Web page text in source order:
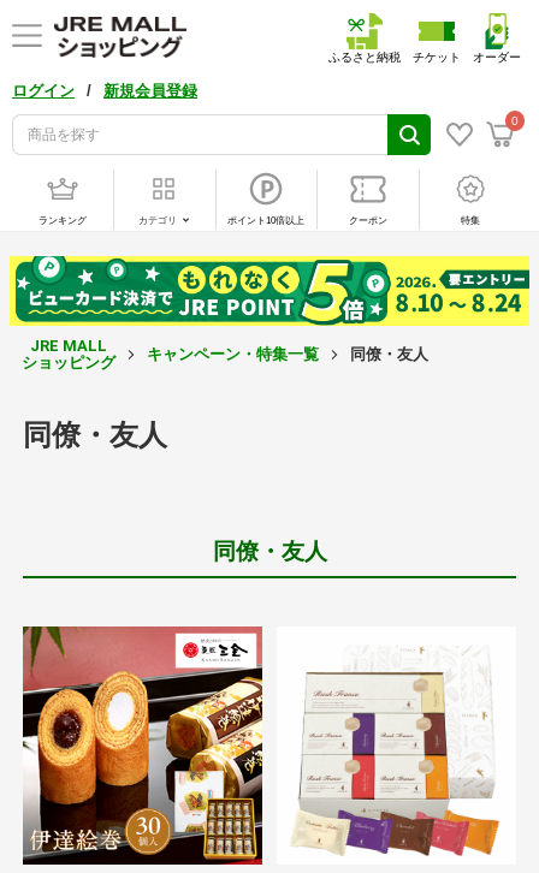
ログイン / 新規会員登録
0
ふるさと納税 チケット オーダー
ランキング カテゴリ ポイント10倍以上 クーポン 特集
JRE MALL
ショッピング
キャンペーン・特集一覧 同僚・友人
同僚・友人
同僚・友人